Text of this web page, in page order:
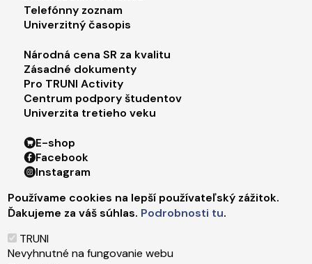
Telefónny zoznam
Univerzitný časopis
Footer menu 3
Národná cena SR za kvalitu
Zásadné dokumenty
Pro TRUNI Activity
Centrum podpory študentov
Univerzita tretieho veku
Footer menu 4
E-shop
Facebook
Instagram
LinkedIn
Youtube
TikTok
Používame cookies na lepší používateľský zážitok.
Ďakujeme za váš súhlas. Podrobnosti tu.
TRUNI
Nevyhnutné na fungovanie webu